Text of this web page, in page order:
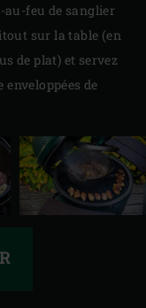
au-feu de sanglier
sur la table (en
de plat) et servez
de